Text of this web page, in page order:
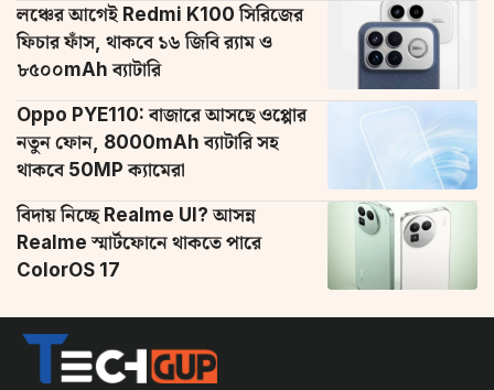
লঞ্চের আগেই Redmi K100 সিরিজের
ফিচার ফাঁস, থাকবে ১৬ জিবি র‌্যাম ও
৮৫০০mAh ব্যাটারি
Oppo PYE110: বাজারে আসছে ওপ্পোর
নতুন ফোন, 8000mAh ব্যাটারি সহ
থাকবে 50MP ক্যামেরা
বিদায় নিচ্ছে Realme UI? আসন্ন
Realme স্মার্টফোনে থাকতে পারে
ColorOS 17